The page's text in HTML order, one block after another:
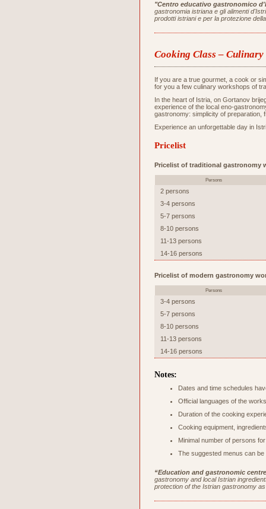
"Centro educativo gastronomico
gastronomia istriana e gli alimenti
prodotti istriani e per la protezione
Cooking Class – Culinary
If you are a true gourmet, a cook or
for you a few culinary workshops of
In the heart of Istria, on Gortanov
experience of the local eno-
gastronomy: simplicity of preparation,
Experience an unforgettable day in
Pricelist
Pricelist of traditional gastronomy
Persons
2 persons
3-4 persons
5-7 persons
8-10 persons
11-13 persons
14-16 persons
Pricelist of modern gastronomy
Persons
3-4 persons
5-7 persons
8-10 persons
11-13 persons
14-16 persons
Notes:
Dates and time schedules
Official languages of the
Duration of the cooking
Cooking equipment,
Minimal number of persons
The suggested menus can
“Education and gastronomic
gastronomy and local Istrian
protection of the Istrian gastronomy